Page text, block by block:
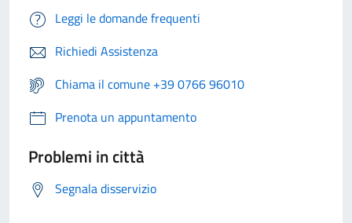
Leggi le domande frequenti
Richiedi Assistenza
Chiama il comune +39 0766 96010
Prenota un appuntamento
Problemi in città
Segnala disservizio